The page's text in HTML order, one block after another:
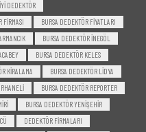
DEDEKTÖR
FIRMASI
BURSA DEDEKTÖR FIYATLARI
BURSA DEDEKTÖR INEGÖL
BURSA DEDEKTÖR KELES
KIRALAMA
BURSA DEDEKTÖR LIDYA
BURSA DEDEKTÖR REPORTER
BURSA DEDEKTÖR YENIŞEHIR
DEDEKTÖR FIRMALARI